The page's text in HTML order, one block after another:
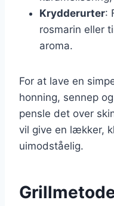
Krydderurter:
rosmarin eller
aroma.
For at lave en
honning, sennep
pensle det over
vil give en lækker,
uimodståelig.